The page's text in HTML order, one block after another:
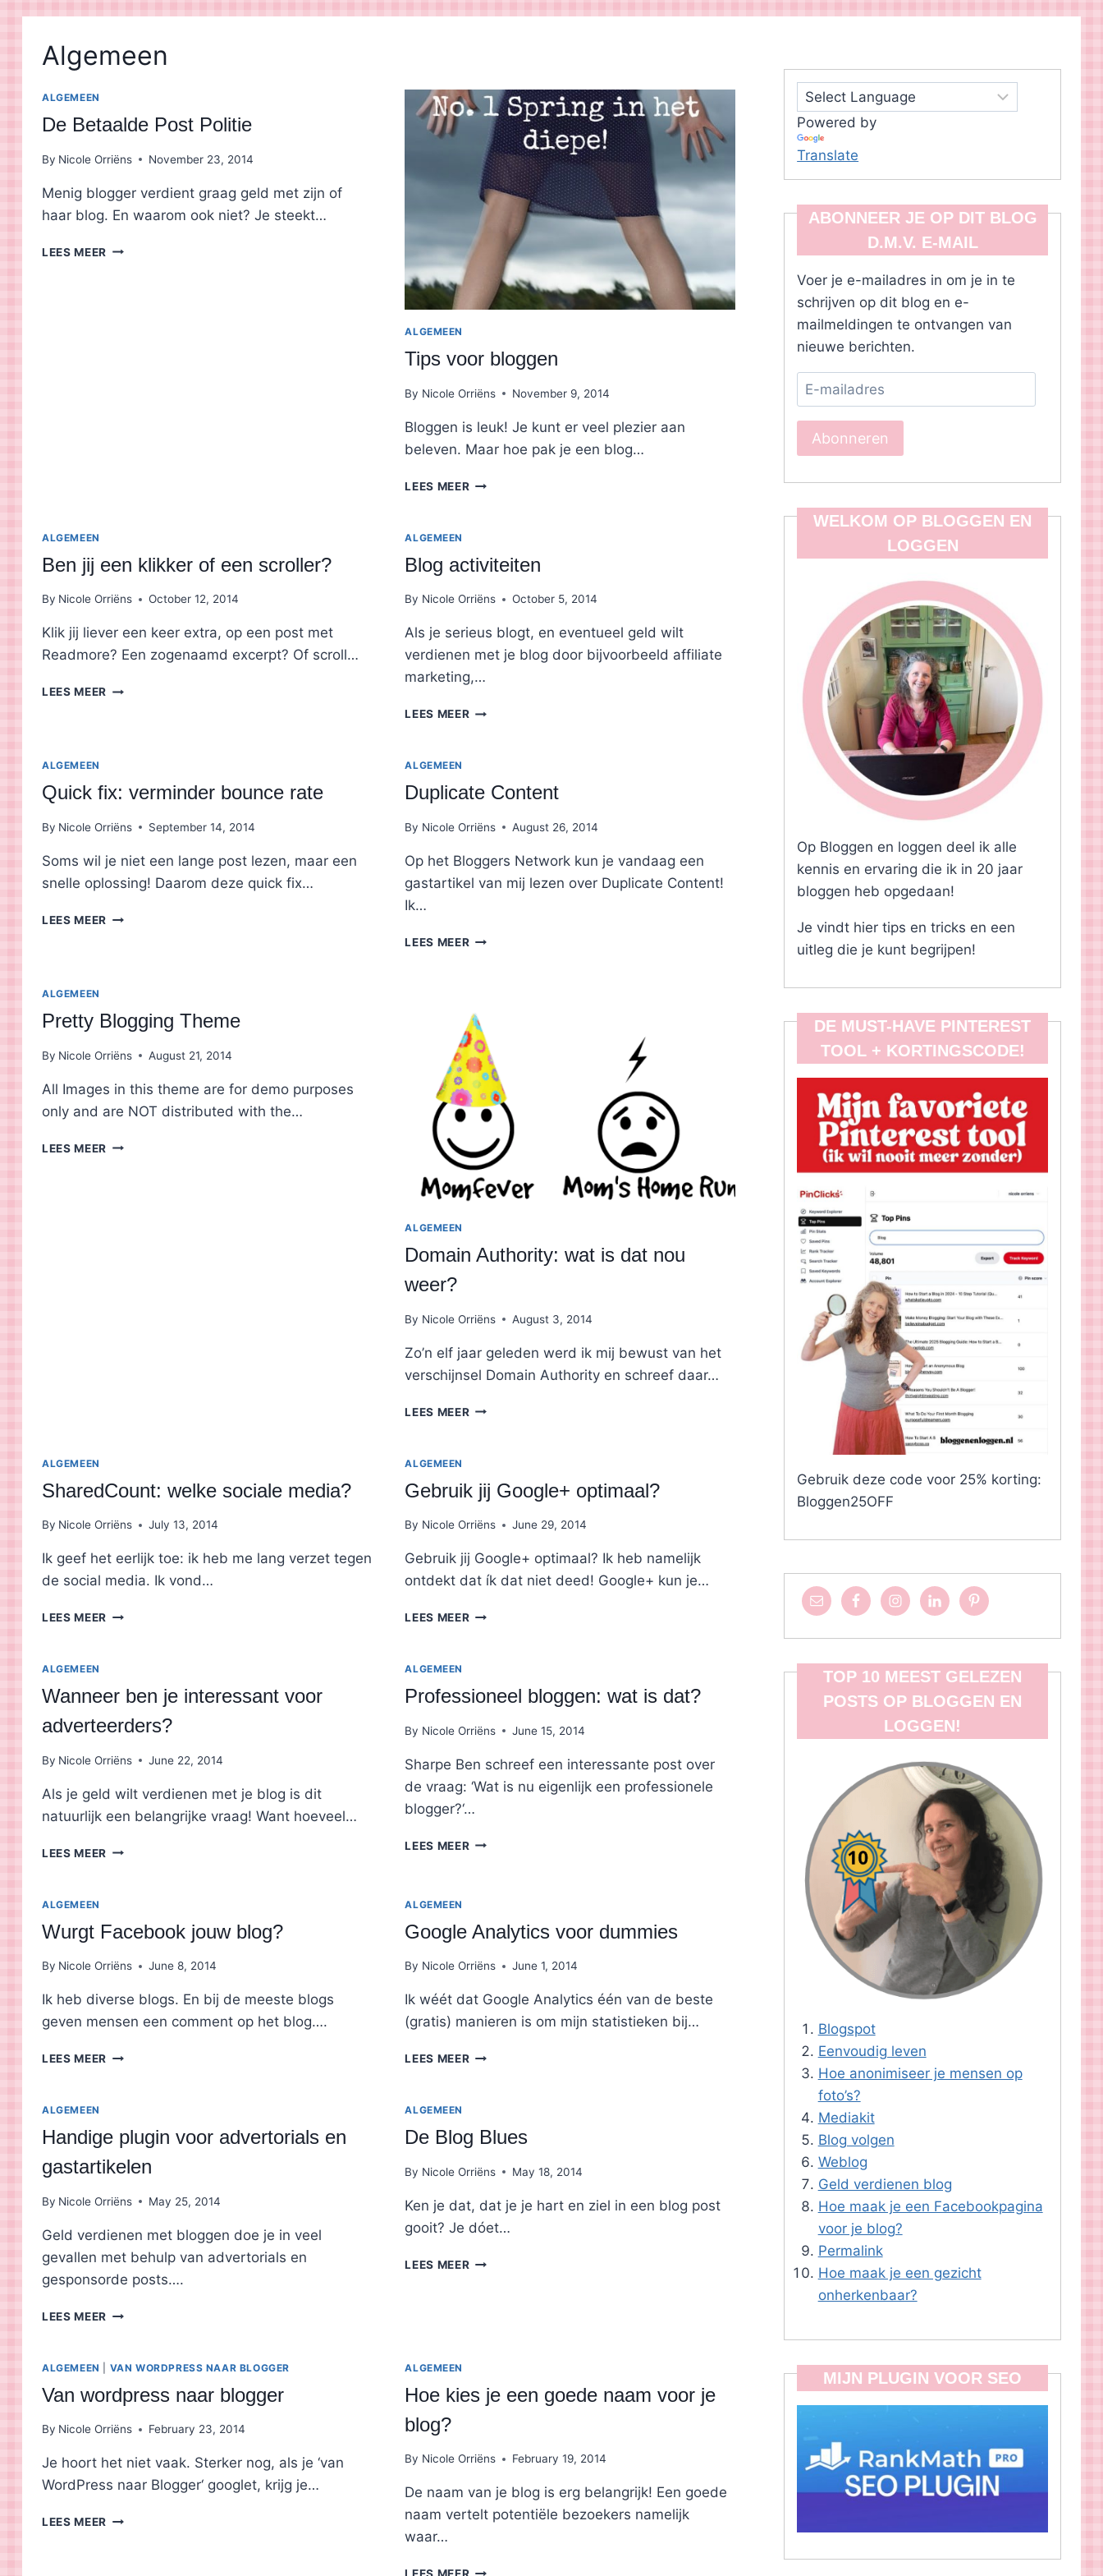
Algemeen
ALGEMEEN
De Betaalde Post Politie
By Nicole Orriëns November 23, 2014
Menig blogger verdient graag geld met zijn of
haar blog. En waarom ook niet? Je steekt…
LEES MEER DE
ALGEMEEN
Tips voor bloggen
By Nicole Orriëns November 9, 2014
Bloggen is leuk! Je kunt er veel plezier aan
beleven. Maar hoe pak je een blog…
LEES MEERTIPS
ALGEMEEN
Ben jij een klikker of een scroller?
By Nicole Orriëns October 12, 2014
Klik jij liever een keer extra, op een post met
Readmore? Een zogenaamd excerpt? Of scroll…
LEES MEER BEN
SCROLLER?
ALGEMEEN
Blog activiteiten
By Nicole Orriëns October 5, 2014
Als je serieus blogt, en eventueel geld wilt
verdienen met je blog door bijvoorbeeld affiliate
marketing,…
LEES MEERBLOG
ALGEMEEN
Quick fix: verminder bounce rate
By Nicole Orriëns September 14, 2014
Soms wil je niet een lange post lezen, maar een
snelle oplossing! Daarom deze quick fix…
LEES MEER QUICK
ALGEMEEN
Duplicate Content
By Nicole Orriëns August 26, 2014
Op het Bloggers Network kun je vandaag een
gastartikel van mij lezen over Duplicate Content!
Ik…
LEES MEERDUPLICATE
ALGEMEEN
Pretty Blogging Theme
By Nicole Orriëns August 21, 2014
All Images in this theme are for demo purposes
only and are NOT distributed with the…
LEES MEER PRETTY
ALGEMEEN
Domain Authority: wat is dat nou
weer?
By Nicole Orriëns August 3, 2014
Zo’n elf jaar geleden werd ik mij bewust van het
verschijnsel Domain Authority en schreef daar…
LEES MEERDOMAIN
NOU
ALGEMEEN
SharedCount: welke sociale media?
By Nicole Orriëns July 13, 2014
Ik geef het eerlijk toe: ik heb me lang verzet tegen
de social media. Ik vond…
LEES MEER SHAREDCOUNT:
ALGEMEEN
Gebruik jij Google+ optimaal?
By Nicole Orriëns June 29, 2014
Gebruik jij Google+ optimaal? Ik heb namelijk
ontdekt dat ík dat niet deed! Google+ kun je…
LEES MEERGEBRUIK
ALGEMEEN
Wanneer ben je interessant voor
adverteerders?
By Nicole Orriëns June 22, 2014
Als je geld wilt verdienen met je blog is dit
natuurlijk een belangrijke vraag! Want hoeveel…
LEES MEER WANNEER
ADVERTEERDERS?
ALGEMEEN
Professioneel bloggen: wat is dat?
By Nicole Orriëns June 15, 2014
Sharpe Ben schreef een interessante post over
de vraag: ‘Wat is nu eigenlijk een professionele
blogger?‘…
LEES MEERPROFESSIONEEL
ALGEMEEN
Wurgt Facebook jouw blog?
By Nicole Orriëns June 8, 2014
Ik heb diverse blogs. En bij de meeste blogs
geven mensen een comment op het blog….
LEES MEER WURGT
ALGEMEEN
Google Analytics voor dummies
By Nicole Orriëns June 1, 2014
Ik wéét dat Google Analytics één van de beste
(gratis) manieren is om mijn statistieken bij…
LEES MEERGOOGLE
ALGEMEEN
Handige plugin voor advertorials en
gastartikelen
By Nicole Orriëns May 25, 2014
Geld verdienen met bloggen doe je in veel
gevallen met behulp van advertorials en
gesponsorde posts….
LEES MEER HANDIGE
ADVERTORIALS
GASTARTIKELEN
ALGEMEEN
De Blog Blues
By Nicole Orriëns May 18, 2014
Ken je dat, dat je je hart en ziel in een blog post
gooit? Je dóet…
LEES MEERDE
ALGEMEEN VAN WORDPRESS NAAR BLOGGER
Van wordpress naar blogger
By Nicole Orriëns February 23, 2014
Je hoort het niet vaak. Sterker nog, als je ‘van
WordPress naar Blogger‘ googlet, krijg je…
LEES MEER VAN
ALGEMEEN
Hoe kies je een goede naam voor je
blog?
By Nicole Orriëns February 19, 2014
De naam van je blog is erg belangrijk! Een goede
naam vertelt potentiële bezoekers namelijk
waar…
HOE
Powered by
Translate
ABONNEER JE OP DIT BLOG
D.M.V. E-MAIL
Voer je e-mailadres in om je in te
schrijven op dit blog en e-
mailmeldingen te ontvangen van
nieuwe berichten.
E-
mailadres
Abonneren
WELKOM OP BLOGGEN EN
LOGGEN
Op Bloggen en loggen deel ik alle
kennis en ervaring die ik in 20 jaar
bloggen heb opgedaan!
Je vindt hier tips en tricks en een
uitleg die je kunt begrijpen!
DE MUST-HAVE PINTEREST
TOOL + KORTINGSCODE!
Gebruik deze code voor 25% korting:
Bloggen25OFF
TOP 10 MEEST GELEZEN
POSTS OP BLOGGEN EN
LOGGEN!
Blogspot
Eenvoudig leven
Hoe anonimiseer je mensen op
foto’s?
Mediakit
Blog volgen
Weblog
Geld verdienen blog
Hoe maak je een Facebookpagina
voor je blog?
Permalink
Hoe maak je een gezicht
onherkenbaar?
MIJN PLUGIN VOOR SEO